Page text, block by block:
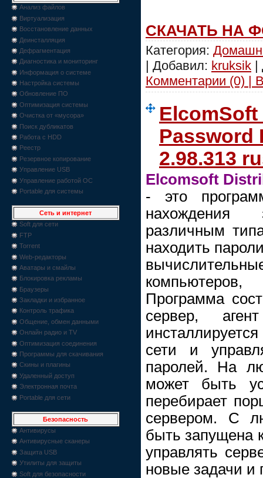
Анализ файлов
Виртуализация
Восстановление данных
Деинсталляция
Дефрагментация
Диагностика и мониторинг
Информация о системе
Настройка системы
Обновление ПО
Оптимизация системы
Очистка от «мусора»
Поиск дубликатов
Работа с HDD
Реестр
Резервное копирование
Управление USB
Управление работой ОС
Portable для системы
Сеть и интернет
Soft для сети
FTP
Torrent
Web-редакторы
Аватары и смайлы
Блокировка рекламы
Браузеры
Закладки и избранное
Контроль трафика
Общение, обмен данными
Онлайн радио и TV
Оптимизация соединения
Программы для скачивания
Скины и плагины
Удаленный доступ
Электронная почта
Portable для сети
Безопасность
Антивирусы
Антивирусные сканеры
Защита USB
Утилиты для защиты
Soft для безопасности
СКАЧАТЬ НА
Категория:
| Добавил: kruksik |
Комментарии (0) |
Password
2.98.313
Elcomsoft
- это
различным
находить
Программа
сервер,
сети и
паролей. На
может быть
перебирает
сервером. С
быть запущена
управлять
новые задачи и